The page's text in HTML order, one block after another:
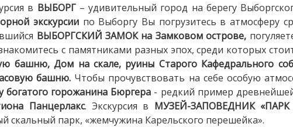
в ВЫБОРГ– удивительный город на берегу
экскурсии по Выборгу Вы погрузитесь в атмосферу
ВЫБОРГСКИЙ ЗАМОКна Замковом острове,
с памятниками разных эпох, среди которых
башню, Дом на скале, руины Старого Кафедрального
башню.Чтобы прочувствовать на себе особую
богатого горожанина Бюргера - редкий пример
Панцерлакс. Экскурсия в МУЗЕЙ-ЗАПОВЕДНИК
скальный парк, «жемчужина Карельского перешейка».